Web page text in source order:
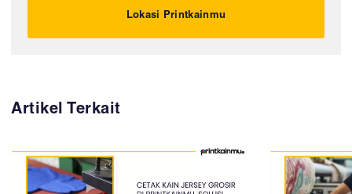
Lokasi Printkainmu
Artikel Terkait